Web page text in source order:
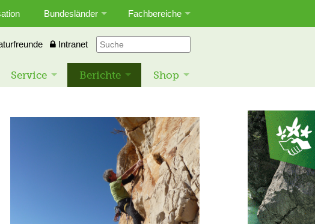
Bundesländer Fachbereiche
Intranet
Service Berichte Shop